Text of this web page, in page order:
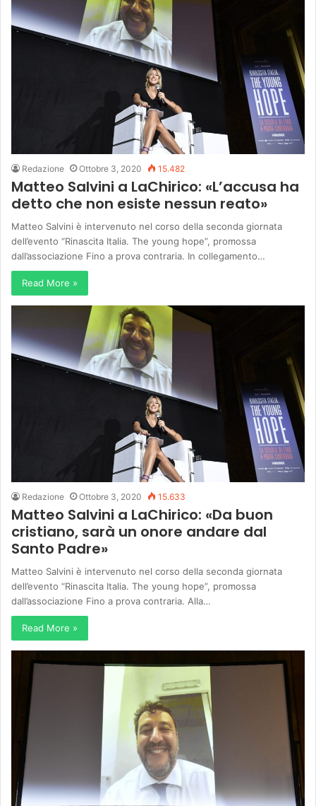
Redazione Ottobre 3, 2020 15.482
Matteo Salvini a LaChirico: «L’accusa ha
detto che non esiste nessun reato»
Matteo Salvini è intervenuto nel corso della seconda giornata
dell’evento “Rinascita Italia. The young hope”, promossa
dall’associazione Fino a prova contraria. In collegamento…
Read More »
Redazione Ottobre 3, 2020 15.633
Matteo Salvini a LaChirico: «Da buon
cristiano, sarà un onore andare dal
Santo Padre»
Matteo Salvini è intervenuto nel corso della seconda giornata
dell’evento “Rinascita Italia. The young hope”, promossa
dall’associazione Fino a prova contraria. Alla…
Read More »